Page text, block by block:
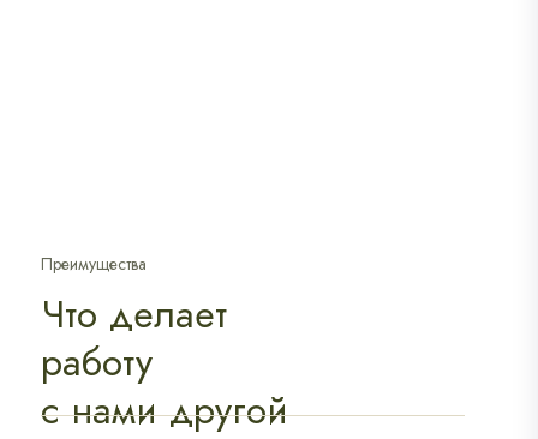
Преимущества
Что делает
работу
с нами другой